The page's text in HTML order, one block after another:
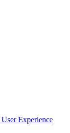
Experience